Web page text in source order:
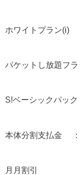
ホワイトプラン
パケットし放題フ
S!ベーシックパッ
本体分割支払金 ：
月月割引 ：-